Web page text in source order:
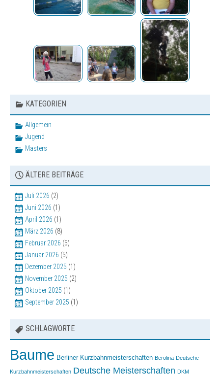
Schwimmprojekt Sulzfelder
Trainingszeiten
Termine
Wettkämpfe
Trainingslager
Sonstige Veranstaltungen
Bilder
Vereinsbekleidung
KATEGORIEN
Allgemein
Jugend
Masters
ÄLTERE BEITRÄGE
Juli 2026 (2)
Juni 2026 (1)
April 2026 (1)
März 2026 (8)
Februar 2026 (5)
Januar 2026 (5)
Dezember 2025 (1)
November 2025 (2)
Oktober 2025 (1)
September 2025 (1)
SCHLAGWORTE
Baume Berliner Kurzbahnmeisterschaften Berolina Deutsche
Kurzbahnmeisterschaften Deutsche Meisterschaften DKM